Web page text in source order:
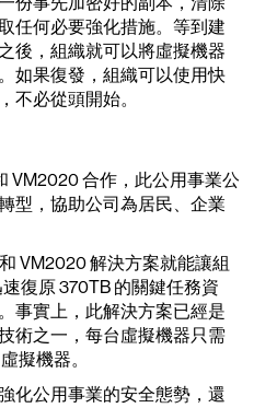
任何必要強化措施。等到建
後，組織就可以將虛擬機器
如果復發，組織可以使用快
不必從頭開始。
VM2020 合作，此公用事業公
型，協助公司為居民、企業
VM2020 解決方案就能讓組
復原 370TB 的關鍵任務資
事實上，此解決方案已經是
術之一，每台虛擬機器只需
擬機器。
化公用事業的安全態勢，還